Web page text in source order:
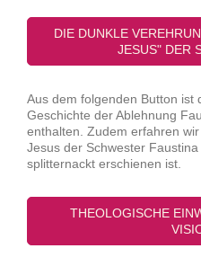
DIE DUNKLE
JESUS" DER
Aus dem folgenden Button ist
Geschichte der Ablehnung
enthalten. Zudem erfahren
Jesus der Schwester
splitternackt erschienen ist.
THEOLOGISCHE